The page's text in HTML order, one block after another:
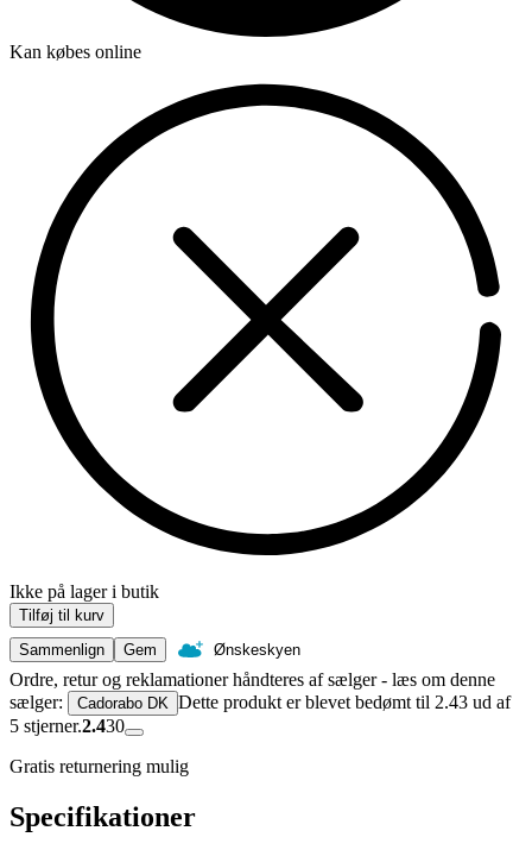
Kan købes online
Ikke på lager i butik
Tilføj til kurv
Sammenlign
Gem Ønskeskyen
Ordre, retur og reklamationer håndteres af sælger - læs om denne
sælger:
Cadorabo DK Dette produkt er blevet bedømt til 2.43 ud af
5 stjerner.2.430
Gratis returnering mulig
Specifikationer